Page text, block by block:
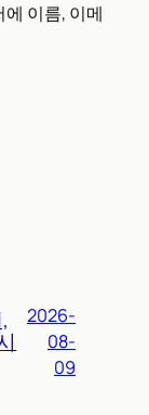
이름, 이메
2026-
08-
09